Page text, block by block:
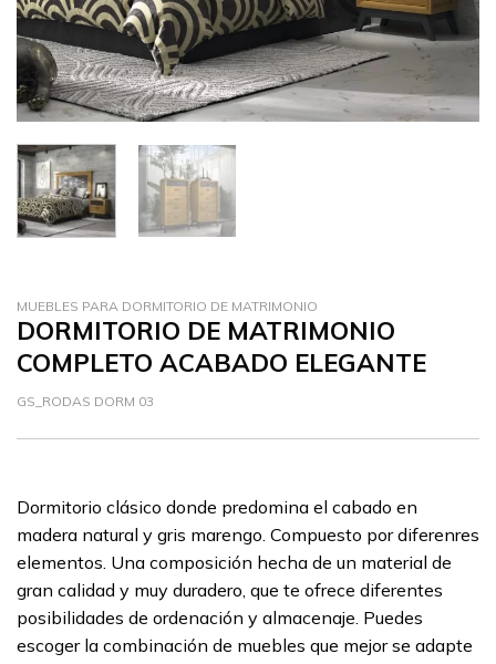
MUEBLES PARA DORMITORIO DE MATRIMONIO
DORMITORIO DE MATRIMONIO
COMPLETO ACABADO ELEGANTE
GS_RODAS DORM 03
Dormitorio clásico donde predomina el cabado en
madera natural y gris marengo. Compuesto por diferenres
elementos. Una composición hecha de un material de
gran calidad y muy duradero, que te ofrece diferentes
posibilidades de ordenación y almacenaje. Puedes
escoger la combinación de muebles que mejor se adapte